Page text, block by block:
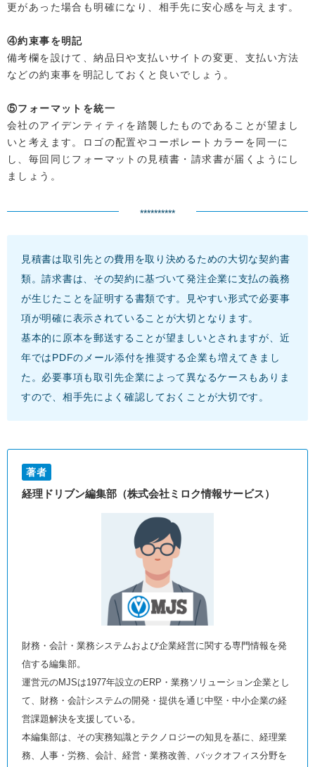
更があった場合も明確になり、相手先に安心感を与えます。
④約束事を明記
備考欄を設けて、納品日や支払いサイトの変更、支払い方法
などの約束事を明記しておくと良いでしょう。
⑤フォーマットを統一
会社のアイデンティティを踏襲したものであることが望まし
いと考えます。ロゴの配置やコーポレートカラーを同一に
し、毎回同じフォーマットの見積書・請求書が届くようにし
ましょう。
**********
見積書は取引先との費用を取り決めるための大切な契約書
類。請求書は、その契約に基づいて発注企業に支払の義務
が生じたことを証明する書類です。見やすい形式で必要事
項が明確に表示されていることが大切となります。
基本的に原本を郵送することが望ましいとされますが、近
年ではPDFのメール添付を推奨する企業も増えてきまし
た。必要事項も取引先企業によって異なるケースもありま
すので、相手先によく確認しておくことが大切です。
著者
経理ドリブン編集部（株式会社ミロク情報サービス）
財務・会計・業務システムおよび企業経営に関する専門情報を発
信する編集部。
運営元のMJSは1977年設立のERP・業務ソリューション企業とし
て、財務・会計システムの開発・提供を通じ中堅・中小企業の経
営課題解決を支援している。
本編集部は、その実務知識とテクノロジーの知見を基に、経理業
務、人事・労務、会計、経営・業務改善、バックオフィス分野を